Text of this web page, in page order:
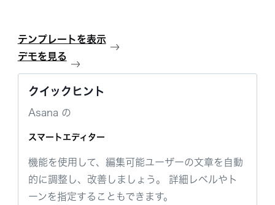
テンプレートを表示
デモを見る
クイックヒント
Asana の
スマートエディター
機能を使用して、編集可能ユーザーの文章を自動
的に調整し、改善しましょう。 詳細レベルやト
ーンを指定することもできます。